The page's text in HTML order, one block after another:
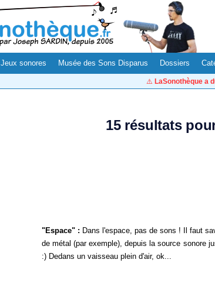
Jeux sonores Musée des Sons Disparus Dossiers
⚠️ LaSonothèque a
15 résultats
"Espace" : Dans l'espace, pas de sons ! Il faut
de métal (par exemple), depuis la source sonore
:) Dedans un vaisseau plein d'air, ok...